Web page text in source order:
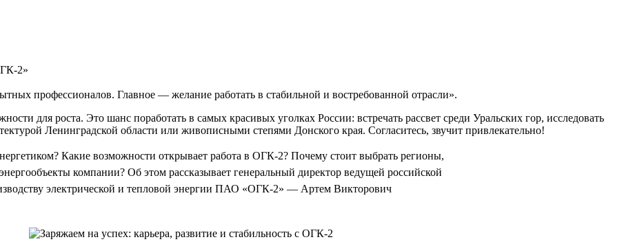
2»
профессионалов. Главное — желание работать в стабильной и востребованной отрасли».
для роста. Это шанс поработать в самых красивых уголках России: встречать рассвет среди Уральских гор, исследовать
Ленинградской области или живописными степями Донского края. Согласитесь, звучит привлекательно!
Какие возможности открывает работа в ОГК-2? Почему стоит выбрать регионы,
компании? Об этом рассказывает генеральный директор ведущей российской
электрической и тепловой энергии ПАО «ОГК-2» — Артем Викторович